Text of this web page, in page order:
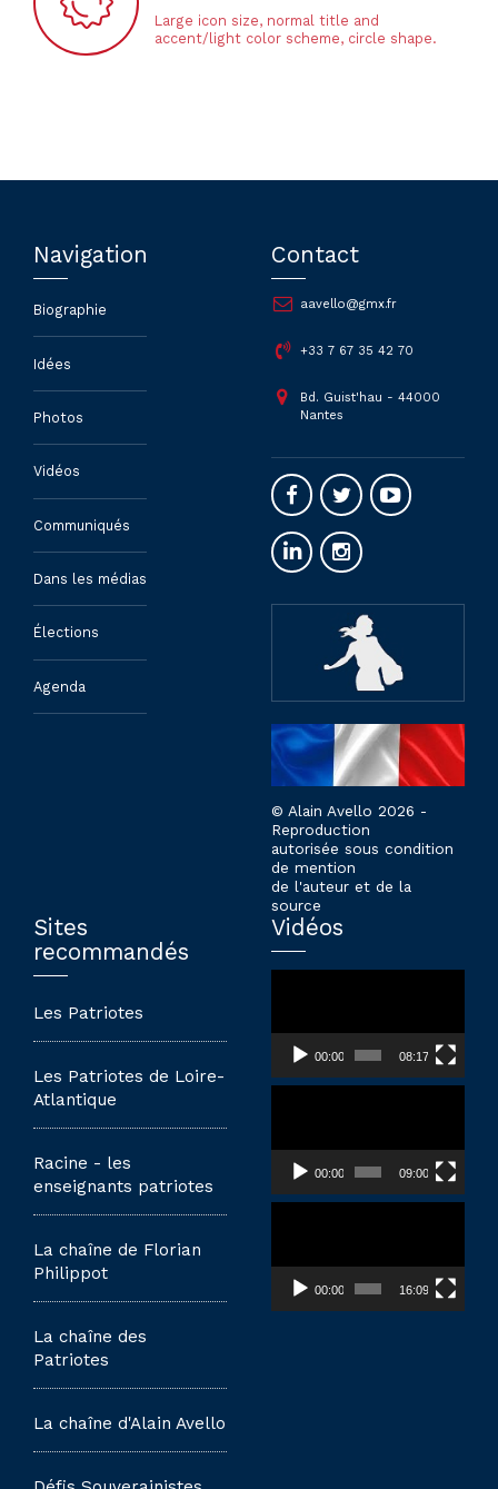
Large icon size, normal title and
accent/light color scheme, circle shape.
Navigation
Biographie
Idées
Photos
Vidéos
Communiqués
Dans les médias
Élections
Agenda
Contact
aavello@gmx.fr
+33 7 67 35 42 70
Bd. Guist'hau - 44000
Nantes
© Alain Avello 2026 -
Reproduction
autorisée sous condition
de mention
de l'auteur et de la
source
Sites
recommandés
Les Patriotes
Les Patriotes de Loire-
Atlantique
Racine - les
enseignants patriotes
La chaîne de Florian
Philippot
La chaîne des
Patriotes
La chaîne d'Alain Avello
Vidéos
00:00 08:17
00:00 09:00
00:00 16:09